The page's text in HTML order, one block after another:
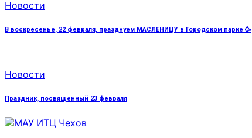
Новости
В воскресенье, 22 февраля, празднуем МАСЛЕНИЦУ в Городском парке 🥳
Новости
Праздник, посвященный 23 февраля